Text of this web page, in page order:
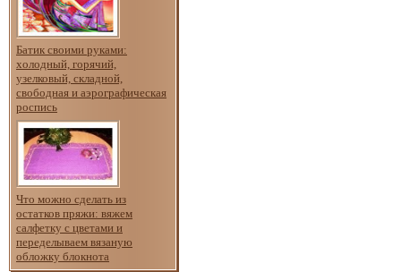
Батик своими руками:
холодный, горячий,
узелковый, складной,
свободная и аэрографическая
роспись
Что можно сделать из
остатков пряжи: вяжем
салфетку с цветами и
переделываем вязаную
обложку блокнота